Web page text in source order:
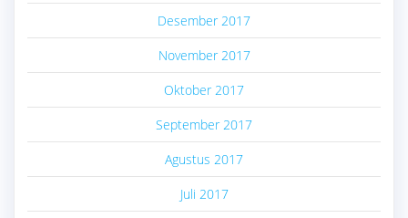
Desember 2017
November 2017
Oktober 2017
September 2017
Agustus 2017
Juli 2017